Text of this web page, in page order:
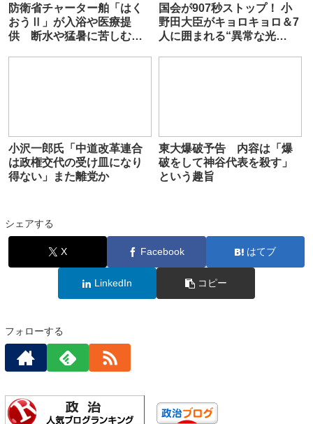
防衛省チャーター舶「はく
おうⅡ」が入浴や医療提
供 断水や猛暑に苦しむ熊
国会が907秒ストップ！ 小
野田大臣がキョロキョロ＆7
人に囲まれる“異常な光
小沢一郎氏「中道改革連合
は政権交代の受け皿になり
得ない」また離党か
東大爆破予告 内容は「爆
破をして神谷代表を殺す」
という趣旨
シェアする
X Facebook はてブ
LinkedIn コピー
フォローする